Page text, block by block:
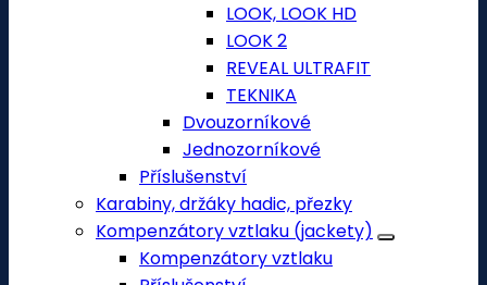
LOOK, LOOK HD
LOOK 2
REVEAL ULTRAFIT
TEKNIKA
Dvouzorníkové
Jednozorníkové
Příslušenství
Karabiny, držáky hadic, přezky
Kompenzátory vztlaku (jackety)
Kompenzátory vztlaku